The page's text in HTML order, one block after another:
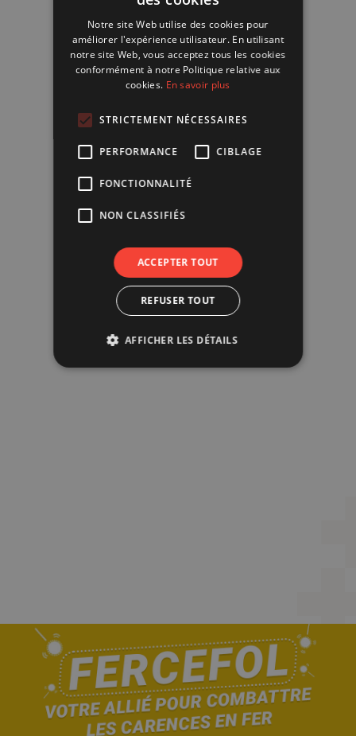
ENGLISH
Notre site Web utilise des cookies pour
améliorer l'expérience utilisateur. En utilisant
notre site Web, vous acceptez tous les cookies
conformément à notre Politique relative aux
cookies. En savoir plus
STRICTEMENT NÉCESSAIRES
PERFORMANCE CIBLAGE
FONCTIONNALITÉ
NON CLASSIFIÉS
ACCEPTER TOUT
REFUSER TOUT
AFFICHER LES DÉTAILS